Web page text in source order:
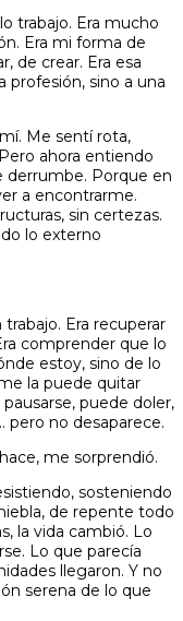
trabajo. Era mucho
Era mi forma de
de crear. Era esa
profesión, sino a una
Me sentí rota,
ahora entiendo
derrumbe. Porque en
a encontrarme.
sin certezas.
lo externo
Era recuperar
comprender que lo
estoy, sino de lo
la puede quitar
puede doler,
no desaparece.
me sorprendió.
sosteniendo
de repente todo
la vida cambió. Lo
Lo que parecía
llegaron. Y no
serena de lo que